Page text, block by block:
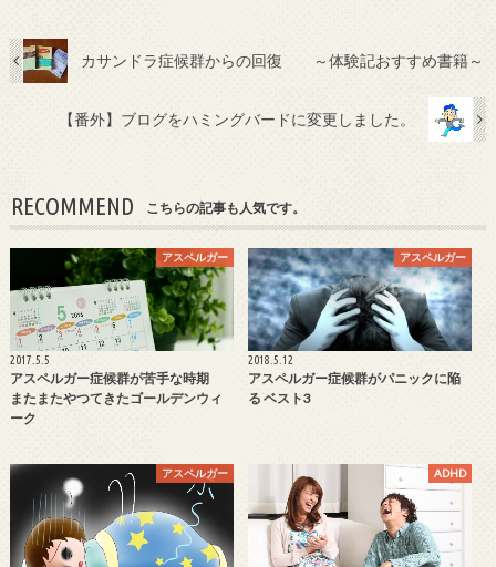
カサンドラ症候群からの回復 ～体験記おすすめ書籍～
【番外】ブログをハミングバードに変更しました。
RECOMMEND こちらの記事も人気です。
アスペルガー
2017.5.5
アスペルガー症候群が苦手な時期
またまたやつてきたゴールデンウィ
ーク
アスペルガー
2018.5.12
アスペルガー症候群がパニックに陥
る ベスト3
アスペルガー ADHD